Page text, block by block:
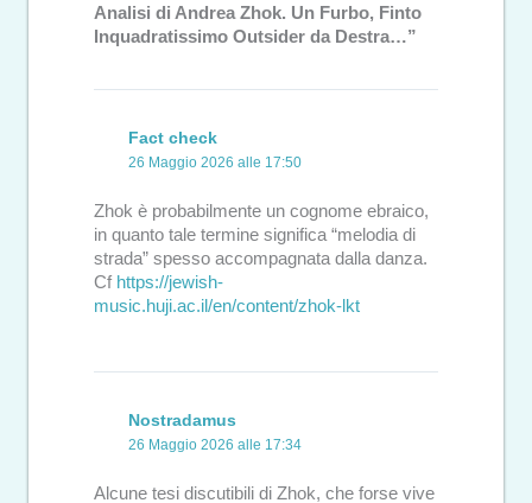
Analisi di Andrea Zhok. Un Furbo, Finto
Inquadratissimo Outsider da Destra…”
Fact check
26 Maggio 2026 alle 17:50
Zhok è probabilmente un cognome ebraico,
in quanto tale termine significa “melodia di
strada” spesso accompagnata dalla danza.
Cf https://jewish-
music.huji.ac.il/en/content/zhok-lkt
Nostradamus
26 Maggio 2026 alle 17:34
Alcune tesi discutibili di Zhok, che forse vive